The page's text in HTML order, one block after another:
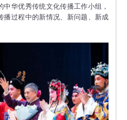
中华优秀传统文化传播工作小组，
播过程中的新情况、新问题、新成